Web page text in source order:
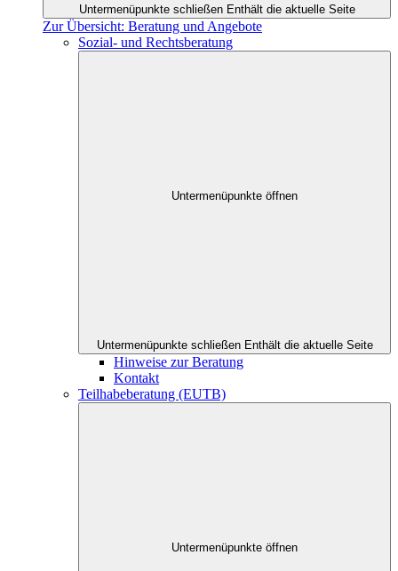
Untermenüpunkte schließen Enthält die aktuelle Seite
Zur Übersicht: Beratung und Angebote
Sozial- und Rechtsberatung
Untermenüpunkte öffnen
Untermenüpunkte schließen Enthält die aktuelle Seite
Hinweise zur Beratung
Kontakt
Teilhabeberatung (EUTB)
Untermenüpunkte öffnen